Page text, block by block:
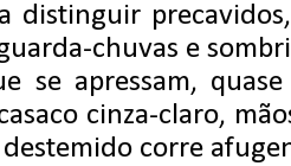
distinguir
chuvas e
se apressam,
cinza-claro,
corre